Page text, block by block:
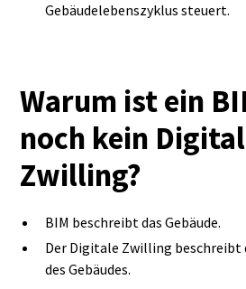
Gebäudelebenszyklus steuert.
Warum ist ein
noch kein
Zwilling?
BIM beschreibt das Gebäude.
Der Digitale Zwilling beschreibt
des Gebäudes.